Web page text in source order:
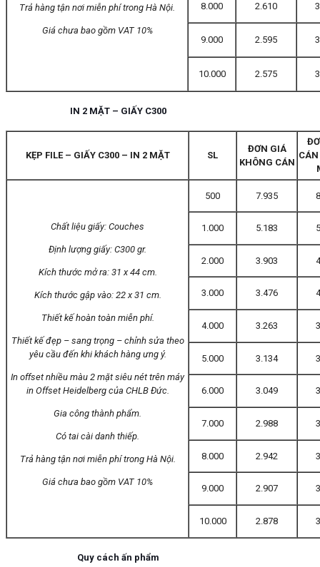
Trả hàng tận nơi miễn phí trong Hà Nội.
Giá chưa bao gồm VAT 10%
8.000 2.610
9.000 2.595
10.000 2.575
IN 2 MẶT – GIẤY C300
KẸP FILE – GIẤY C300 – IN 2 MẶT SL
ĐƠN GIÁ
KHÔNG CÁN
Chất liệu giấy: Couches
Định lượng giấy: C300 gr.
Kích thước mở ra: 31 x 44 cm.
Kích thước gập vào: 22 x 31 cm.
Thiết kế hoàn toàn miễn phí.
Thiết kế đẹp – sang trọng – chỉnh sửa theo
yêu cầu đến khi khách hàng ưng ý.
In offset nhiều màu 2 mặt siêu nét trên máy
in Offset Heidelberg của CHLB Đức.
Gia công thành phẩm.
Có tai cài danh thiếp.
Trả hàng tận nơi miễn phí trong Hà Nội.
Giá chưa bao gồm VAT 10%
500 7.935
1.000 5.183
2.000 3.903
3.000 3.476
4.000 3.263
5.000 3.134
6.000 3.049
7.000 2.988
8.000 2.942
9.000 2.907
10.000 2.878
Quy cách ấn phẩm